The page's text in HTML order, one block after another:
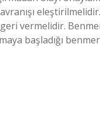
eleştirilmelidir.
vermelidir.
başladığı